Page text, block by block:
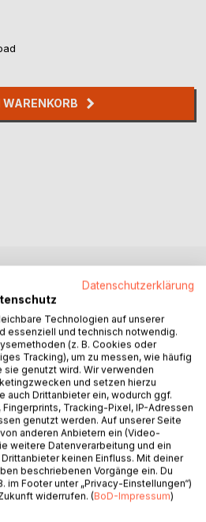
WARENKORB
Hände, halte sie mir vors
eine Spur der Zerstörung, die ich
einer Mörderin und doch sind
seit Magie die vier großen
die Knie zwang. Nur das
diesen Kampf überdauern und
Sommer verdammt.
ist Robin behütet vor den
Datenschutzerklärung
Technologien auf unserer
essenziell und technisch notwendig.
(z. B. Cookies oder
Tracking), um zu messen, wie häufig
genutzt wird. Wir verwenden
und setzen hierzu
auch Drittanbieter ein, wodurch ggf.
Tracking-Pixel, IP-Adressen
genutzt werden. Auf unserer Seite
anderen Anbietern ein (Video-
weitere Datenverarbeitung und ein
keinen Einfluss. Mit deiner
beschriebenen Vorgänge ein. Du
im Footer unter „Privacy-Einstellungen“)
widerrufen. (BoD-Impressum)